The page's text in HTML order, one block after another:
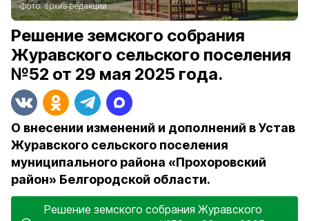
Фото:архив редакции
Решение земского собрания
Журавского сельского поселения
№52 от 29 мая 2025 года.
О внесении изменений и дополнений в Устав
Журавского сельского поселения
муниципального района «Прохоровский
район» Белгородской области.
Решение земского собрания Журавского